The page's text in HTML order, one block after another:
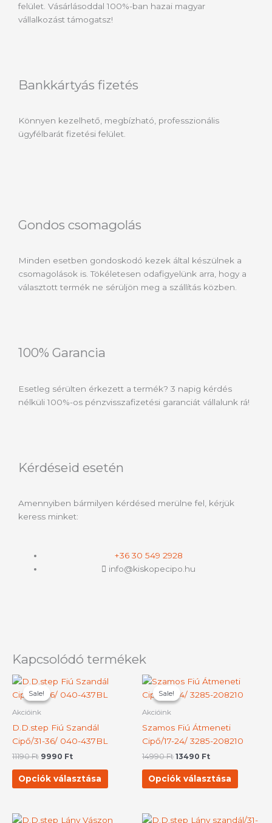
felület. Vásárlásoddal 100%-ban hazai magyar
vállalkozást támogatsz!
Bankkártyás fizetés
Könnyen kezelhető, megbízható, professzionális
ügyfélbarát fizetési felület.
Gondos csomagolás
Minden esetben gondoskodó kezek által készülnek a
csomagolások is. Tökéletesen odafigyelünk arra, hogy a
választott termék ne sérüljön meg a szállítás közben.
100% Garancia
Esetleg sérülten érkezett a termék? 3 napig kérdés
nélküli 100%-os pénzvisszafizetési garanciát vállalunk rá!
Kérdéseid esetén
Amennyiben bármilyen kérdésed merülne fel, kérjük
keress minket:
+36 30 549 2928
info@kiskopecipo.hu
Kapcsolódó termékek
Sale!
Sale!
Akcióink
D.D.step Fiú Szandál
Cipő/31-36/ 040-437BL
11190Ft
Original
price
was:
9990 Ft
Current
is:
Opciók választása
Ennek
terméknek
változatok
a
választhatók
Sale!
Sale!
Akcióink
Szamos Fiú Átmeneti
Cipő/17-24/ 3285-208210
14990Ft
Original
price
was:
13490 Ft
Current
is:
Opciók választása
Ennek
a
a
Ennek Ennek